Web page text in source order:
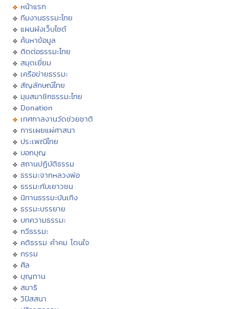
หน้าแรก
ทีมงานธรรมะไทย
แผนผังเว็บไซต์
ค้นหาข้อมูล
ติดต่อธรรมะไทย
สมุดเยี่ยม
เครือข่ายธรรมะ
สัญลักษณ์ไทย
มุมสมาชิกธรรมะไทย
Donation
เทศกาลงานวัดช่วยชาติ
การเผยแผ่ศาสนา
ประเพณีไทย
บอกบุญ
สถานปฏิบัติธรรม
ธรรมะจากหลวงพ่อ
ธรรมะกับเยาวชน
นิทานธรรมะบันเทิง
ธรรมะบรรยาย
บทความธรรมะ
กวีธรรมะ
คติธรรม คำคม โดนใจ
กรรม
ศีล
บุญทาน
สมาธิ
วิปัสสนา